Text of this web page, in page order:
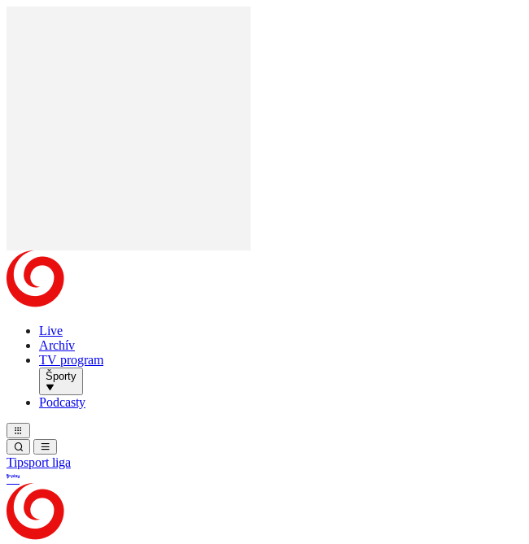
Live
Archív
TV program
Športy
Podcasty
Tipsport liga